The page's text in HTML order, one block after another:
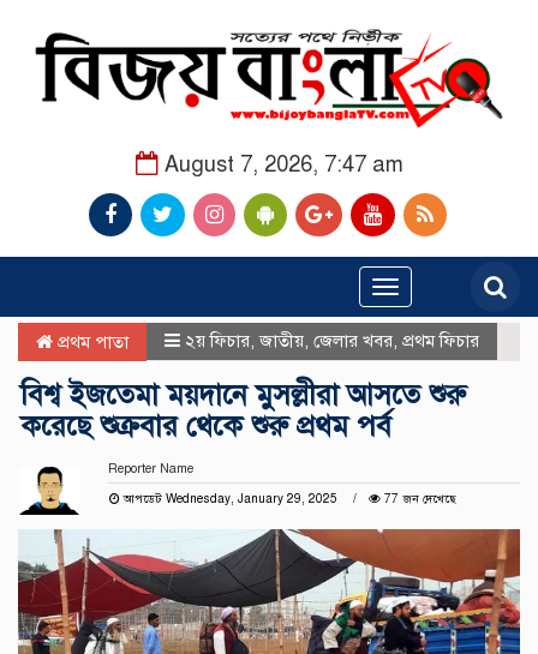
August 7, 2026, 7:47 am
Toggle
navigation
প্রথম পাতা ২য় ফিচার ,জাতীয় জেলার খবর প্রথম ফিচার
বিশ্ব ইজতেমা ময়দানে মুসল্লীরা আসতে শুরু
করেছে শুক্রবার থেকে শুরু প্রথম পর্ব
Reporter Name
আপডেট Wednesday, January 29, 2025
77 জন দেখেছে